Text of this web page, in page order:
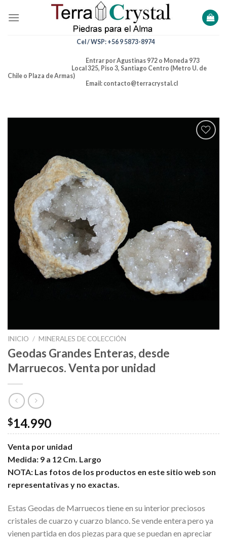
Cel / WSP: +56 9 5873-8974
Entrar por Agustinas 972 o Moneda 973
Local 325, Piso 3, Santiago Centro (Metro U. de
Chile o Plaza de Armas)
Email: contacto@terracrystal.cl
INICIO / MINERALES DE COLECCIÓN
Geodas Grandes Enteras, desde
Marruecos. Venta por unidad
$14.990
Venta por unidad
Medida: 9 a 12 Cm. Largo
NOTA: Las fotos de los productos en este sitio web son
representativas y no exactas.
Estas Geodas de Marruecos tiene en su interior preciosos
cristales de cuarzo y cuarzo blanco. Se vende entera pero ya
vienen partida en dos piezas para que se puedan en apreciar